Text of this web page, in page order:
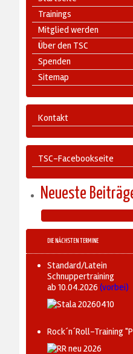
Trainings
Mitglied werden
Über den TSC
Spenden
Sitemap
Kontakt
TSC-Facebookseite
Neueste
DIE NÄCHSTEN TERMINE
Standard/Latein
Schnuppertraining
ab 10.04.2026(vorbei)
Rock´n´Roll-Training